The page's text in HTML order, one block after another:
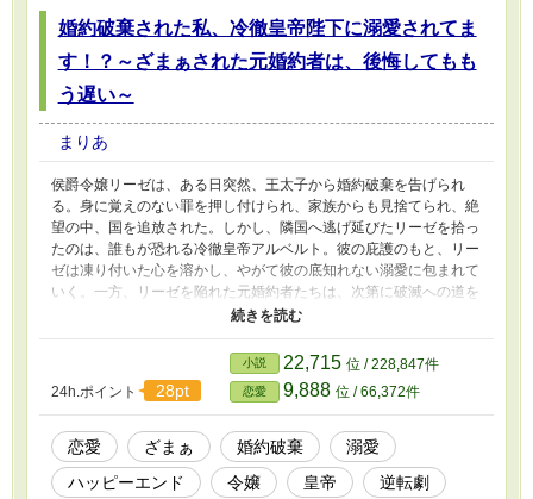
婚約破棄された私、冷徹皇帝陛下に溺愛されてま
す！？～ざまぁされた元婚約者は、後悔してもも
う遅い～
まりあ
侯爵令嬢リーゼは、ある日突然、王太子から婚約破棄を告げられ
る。身に覚えのない罪を押し付けられ、家族からも見捨てられ、絶
望の中、国を追放された。しかし、隣国へ逃げ延びたリーゼを拾っ
たのは、誰もが恐れる冷徹皇帝アルベルト。彼の庇護のもと、リー
ゼは凍り付いた心を溶かし、やがて彼の底知れない溺愛に包まれて
いく。一方、リーゼを陥れた元婚約者たちは、次第に破滅への道を
辿り始め……。これは、シリアスな過去を乗り越え、甘い愛を手に
入れる、爽快なざまぁと溺愛の物語！
24h.ポイント 28pt
小説 22,715 位 / 228,847件
恋愛 9,888 位 / 66,372件
恋愛 ざまぁ 婚約破棄
溺愛
ハッピーエンド
令嬢 皇帝 逆転劇